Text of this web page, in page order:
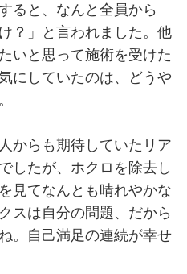
ると、なんと全員から
？」と言われました。他
いと思って施術を受けた
にしていたのは、どうや
からも期待していたリア
したが、ホクロを除去し
見てなんとも晴れやかな
スは自分の問題、だから
。自己満足の連続が幸せ